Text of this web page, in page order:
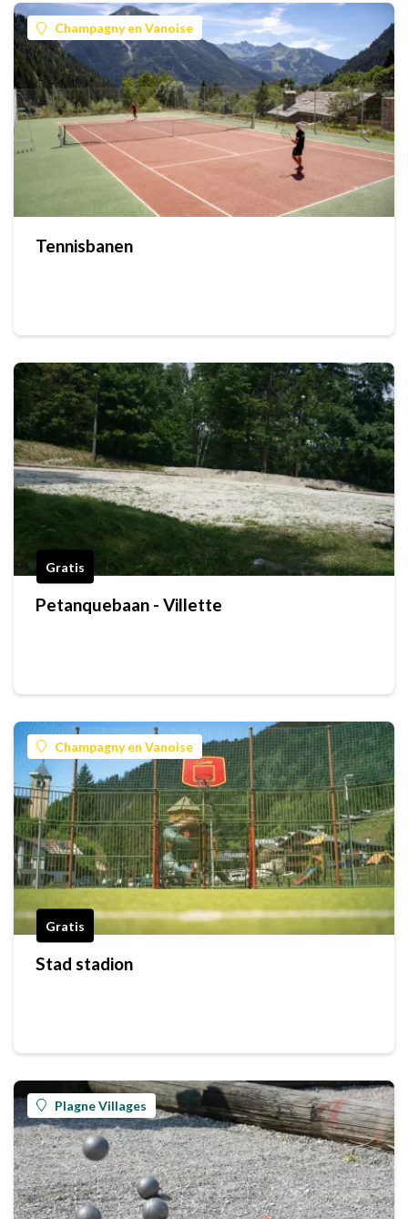
Champagny en Vanoise
Tennisbanen
Gratis
Petanquebaan - Villette
Champagny en Vanoise
Gratis
Stad stadion
Plagne Villages